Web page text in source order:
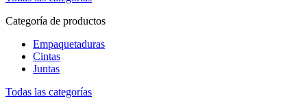
Categoría de productos
Empaquetaduras
Cintas
Juntas
Todas las categorías